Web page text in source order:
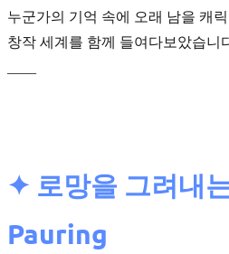
누군가의 기억 속에 오래 남을 캐
창작 세계를 함께 들여다보았습니
✦ 로망을 그려내
Pauring